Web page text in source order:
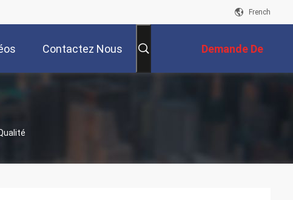
French
Contactez Nous Demande De
Soumission